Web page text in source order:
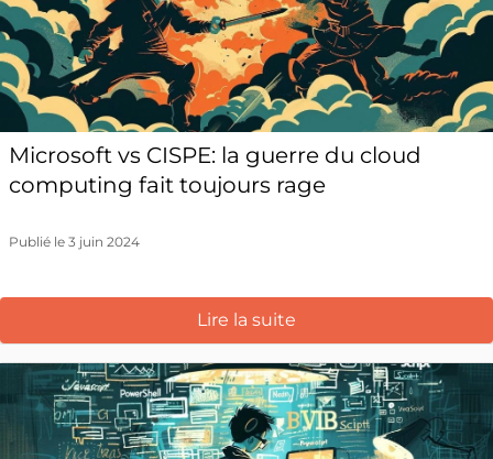
Microsoft vs CISPE: la guerre du cloud
computing fait toujours rage
Publié le 3 juin 2024
Lire la suite